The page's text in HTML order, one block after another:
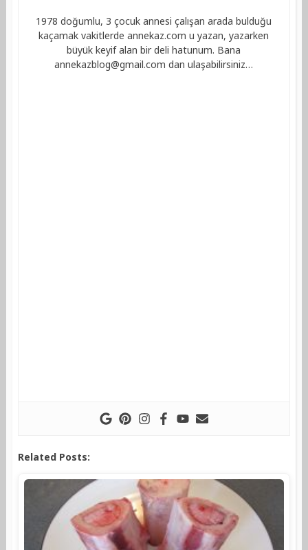
1978 doğumlu, 3 çocuk annesi çalışan arada bulduğu
kaçamak vakitlerde annekaz.com u yazan, yazarken
büyük keyif alan bir deli hatunum. Bana
annekazblog@gmail.com dan ulaşabilirsiniz…
Related Posts: